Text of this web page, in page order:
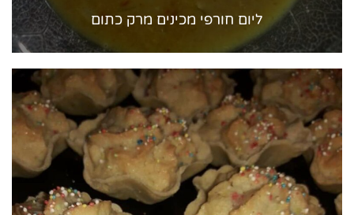
ליום חורפי מכינים מרק כתום